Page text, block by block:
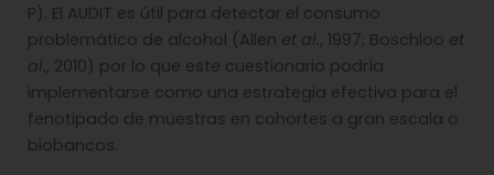
P). El AUDIT es útil para detectar el consumo
problemático de alcohol (Allen et al. , 1997; Boschloo et
al. , 2010) por lo que este cuestionario podría
implementarse como una estrategia efectiva para el
fenotipado de muestras en cohortes a gran escala o
biobancos.